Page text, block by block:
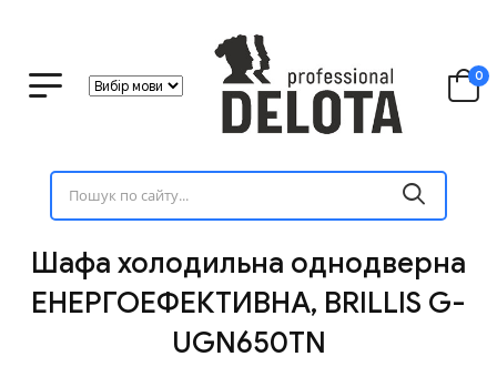
0
Шафа холодильна однодверна
ЕНЕРГОЕФЕКТИВНА, BRILLIS G-
UGN650TN